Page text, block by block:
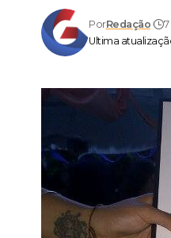
Ultima
PorRedação 7